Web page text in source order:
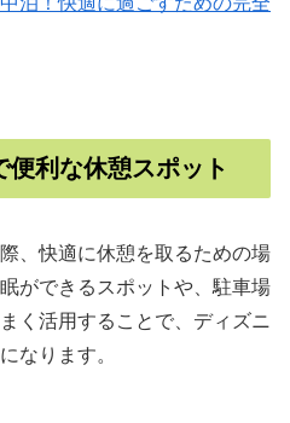
利な休憩スポット
、快適に休憩を取るための場
ができるスポットや、駐車場
く活用することで、ディズニ
なります。